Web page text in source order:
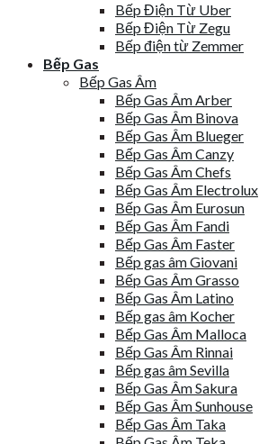
Bếp Điện Từ Uber
Bếp Điện Từ Zegu
Bếp điện từ Zemmer
Bếp Gas
Bếp Gas Âm
Bếp Gas Âm Arber
Bếp Gas Âm Binova
Bếp Gas Âm Blueger
Bếp Gas Âm Canzy
Bếp Gas Âm Chefs
Bếp Gas Âm Electrolux
Bếp Gas Âm Eurosun
Bếp Gas Âm Fandi
Bếp Gas Âm Faster
Bếp gas âm Giovani
Bếp Gas Âm Grasso
Bếp Gas Âm Latino
Bếp gas âm Kocher
Bếp Gas Âm Malloca
Bếp Gas Âm Rinnai
Bếp gas âm Sevilla
Bếp Gas Âm Sakura
Bếp Gas Âm Sunhouse
Bếp Gas Âm Taka